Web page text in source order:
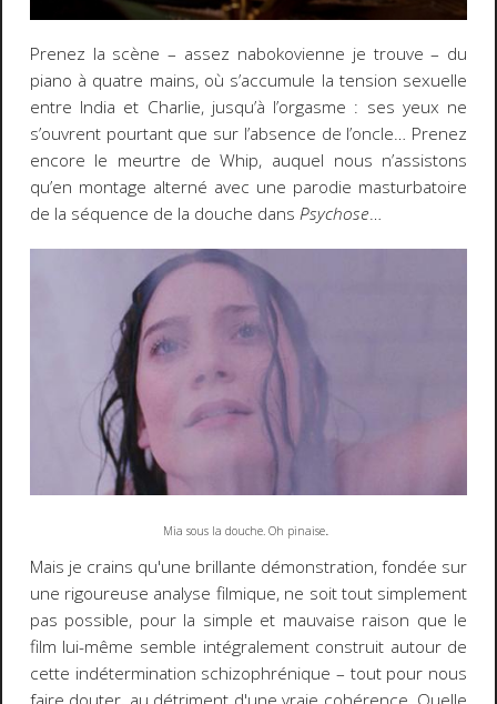
Prenez la scène – assez nabokovienne je trouve – du
piano à quatre mains, où s’accumule la tension sexuelle
entre India et Charlie, jusqu’à l’orgasme : ses yeux ne
s’ouvrent pourtant que sur l’absence de l’oncle… Prenez
encore le meurtre de Whip, auquel nous n’assistons
qu’en montage alterné avec une parodie masturbatoire
de la séquence de la douche dans Psychose…
Mia sous la douche. Oh pinaise.
Mais je crains qu'une brillante démonstration, fondée sur
une rigoureuse analyse filmique, ne soit tout simplement
pas possible, pour la simple et mauvaise raison que le
film lui-même semble intégralement construit autour de
cette indétermination schizophrénique – tout pour nous